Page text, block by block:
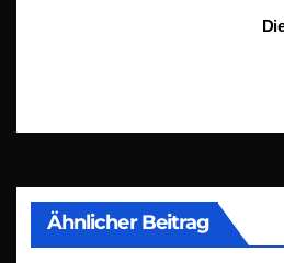
Ähnlicher Beitrag